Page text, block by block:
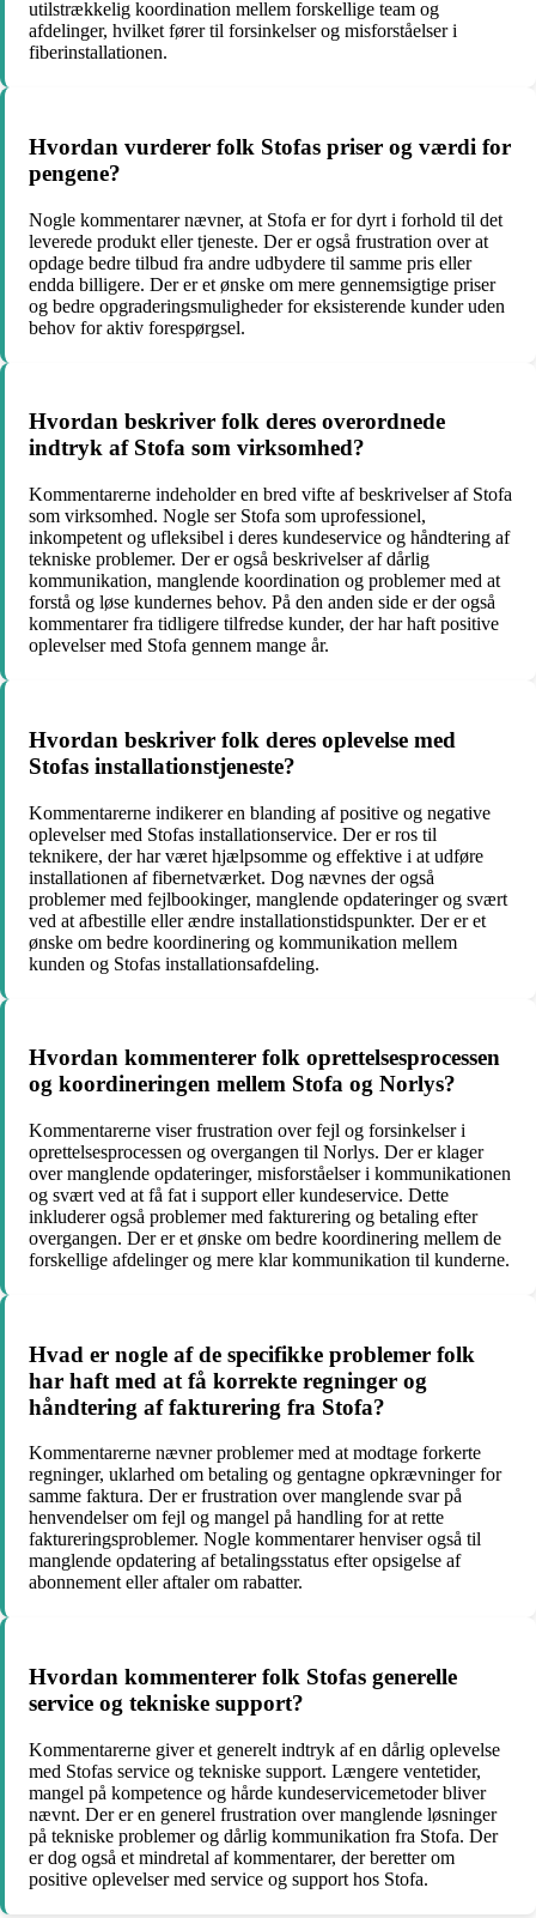
utilstrækkelig koordination mellem forskellige team og
afdelinger, hvilket fører til forsinkelser og misforståelser i
fiberinstallationen.
Hvordan vurderer folk Stofas priser og værdi for
pengene?
Nogle kommentarer nævner, at Stofa er for dyrt i forhold til det
leverede produkt eller tjeneste. Der er også frustration over at
opdage bedre tilbud fra andre udbydere til samme pris eller
endda billigere. Der er et ønske om mere gennemsigtige priser
og bedre opgraderingsmuligheder for eksisterende kunder uden
behov for aktiv forespørgsel.
Hvordan beskriver folk deres overordnede
indtryk af Stofa som virksomhed?
Kommentarerne indeholder en bred vifte af beskrivelser af Stofa
som virksomhed. Nogle ser Stofa som uprofessionel,
inkompetent og ufleksibel i deres kundeservice og håndtering af
tekniske problemer. Der er også beskrivelser af dårlig
kommunikation, manglende koordination og problemer med at
forstå og løse kundernes behov. På den anden side er der også
kommentarer fra tidligere tilfredse kunder, der har haft positive
oplevelser med Stofa gennem mange år.
Hvordan beskriver folk deres oplevelse med
Stofas installationstjeneste?
Kommentarerne indikerer en blanding af positive og negative
oplevelser med Stofas installationservice. Der er ros til
teknikere, der har været hjælpsomme og effektive i at udføre
installationen af fibernetværket. Dog nævnes der også
problemer med fejlbookinger, manglende opdateringer og svært
ved at afbestille eller ændre installationstidspunkter. Der er et
ønske om bedre koordinering og kommunikation mellem
kunden og Stofas installationsafdeling.
Hvordan kommenterer folk oprettelsesprocessen
og koordineringen mellem Stofa og Norlys?
Kommentarerne viser frustration over fejl og forsinkelser i
oprettelsesprocessen og overgangen til Norlys. Der er klager
over manglende opdateringer, misforståelser i kommunikationen
og svært ved at få fat i support eller kundeservice. Dette
inkluderer også problemer med fakturering og betaling efter
overgangen. Der er et ønske om bedre koordinering mellem de
forskellige afdelinger og mere klar kommunikation til kunderne.
Hvad er nogle af de specifikke problemer folk
har haft med at få korrekte regninger og
håndtering af fakturering fra Stofa?
Kommentarerne nævner problemer med at modtage forkerte
regninger, uklarhed om betaling og gentagne opkrævninger for
samme faktura. Der er frustration over manglende svar på
henvendelser om fejl og mangel på handling for at rette
faktureringsproblemer. Nogle kommentarer henviser også til
manglende opdatering af betalingsstatus efter opsigelse af
abonnement eller aftaler om rabatter.
Hvordan kommenterer folk Stofas generelle
service og tekniske support?
Kommentarerne giver et generelt indtryk af en dårlig oplevelse
med Stofas service og tekniske support. Længere ventetider,
mangel på kompetence og hårde kundeservicemetoder bliver
nævnt. Der er en generel frustration over manglende løsninger
på tekniske problemer og dårlig kommunikation fra Stofa. Der
er dog også et mindretal af kommentarer, der beretter om
positive oplevelser med service og support hos Stofa.